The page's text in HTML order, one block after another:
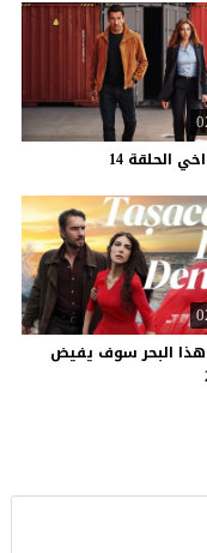
اخي الحلقة 14
البحر سوف يفيض